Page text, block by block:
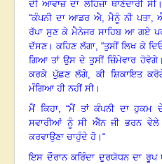
ਦੀ ਆਵਾਜ਼ ਦਾ ਲਹਿਜ਼ਾ ਥਾਣੇਦਾਰੀ ਸੀ
“ਕੰਪਨੀ ਦਾ ਆਡਰ ਐ, ਮੈਨੂੰ ਨੀ ਪਤਾ,
ਰੱਪਾ ਸੁਣ ਕੇ ਮੈਨੇਜਰ ਸਾਹਿਬ ਆ ਗਏ
ਦੱਸਣ।ਕਹਿਣ ਲੱਗਾ, “ਤੁਸੀਂ ਲਿਖ ਕੇ
ਗਿਆ ਤਾਂ ਉਸ ਦੇ ਤੁਸੀਂ ਜ਼ਿੰਮੇਵਾਰ ਹੋਵੋਗੇ।
ਕਰਕੇ ਪੁੱਛਣ ਲੱਗੇ, ਕੀ ਸ਼ਿਕਾਇਤ
ਮੰਗਿਆ ਹੀ ਨਹੀਂ ਸੀ।
ਮੈਂ ਕਿਹਾ, “ਮੈਂ ਤਾਂ ਕੰਪਨੀ ਦਾ ਹੁਕਮ
ਸਵਾਰੀਆਂ ਨੂੰ ਸੀ ਐੱਨ ਜੀ ਭਰਨ
ਕਰਵਾਉਣਾ ਚਾਹੁੰਦੇ ਹੋ । “
ਇਸ ਦੌਰਾਨ ਕਰਿੰਦਾ ਦੁਰਯੋਧਨ ਦਾ ਰੂਪ